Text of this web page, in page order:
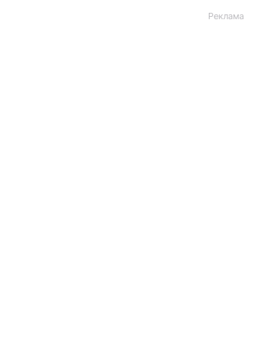
Реклама